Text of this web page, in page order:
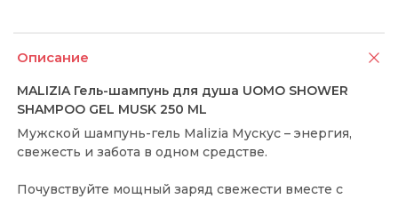
Описание
MALIZIA Гель-шампунь для душа UOMO SHOWER
SHAMPOO GEL MUSK 250 ML
Мужской шампунь-гель Malizia Мускус – энергия,
свежесть и забота в одном средстве.
Почувствуйте мощный заряд свежести вместе с